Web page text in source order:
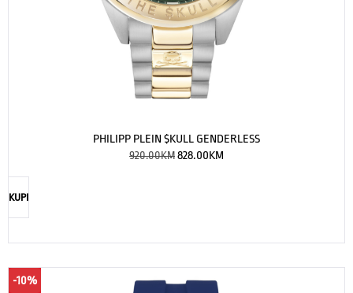
PHILIPP PLEIN $KULL GENDERLESS
920.00KM828.00KM
KUPI
-10%